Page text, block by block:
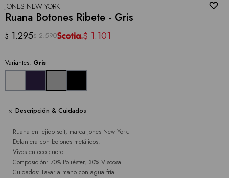
JONES NEW YORK
Ruana Botones Ribete - Gris
$ 1.295$ 2.590 $ 1.101
Variantes: Gris
Descripción & Cuidados
Ruana en tejido soft, marca Jones New York.
Delantera con botones metálicos.
Vivos en eco cuero.
Composición: 70% Poliéster, 30% Viscosa.
Cuidados: Lavar a mano con agua fría.